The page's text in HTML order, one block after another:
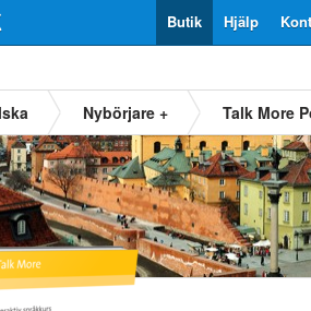
Hjälp
Butik
Nybörjare + Talk More